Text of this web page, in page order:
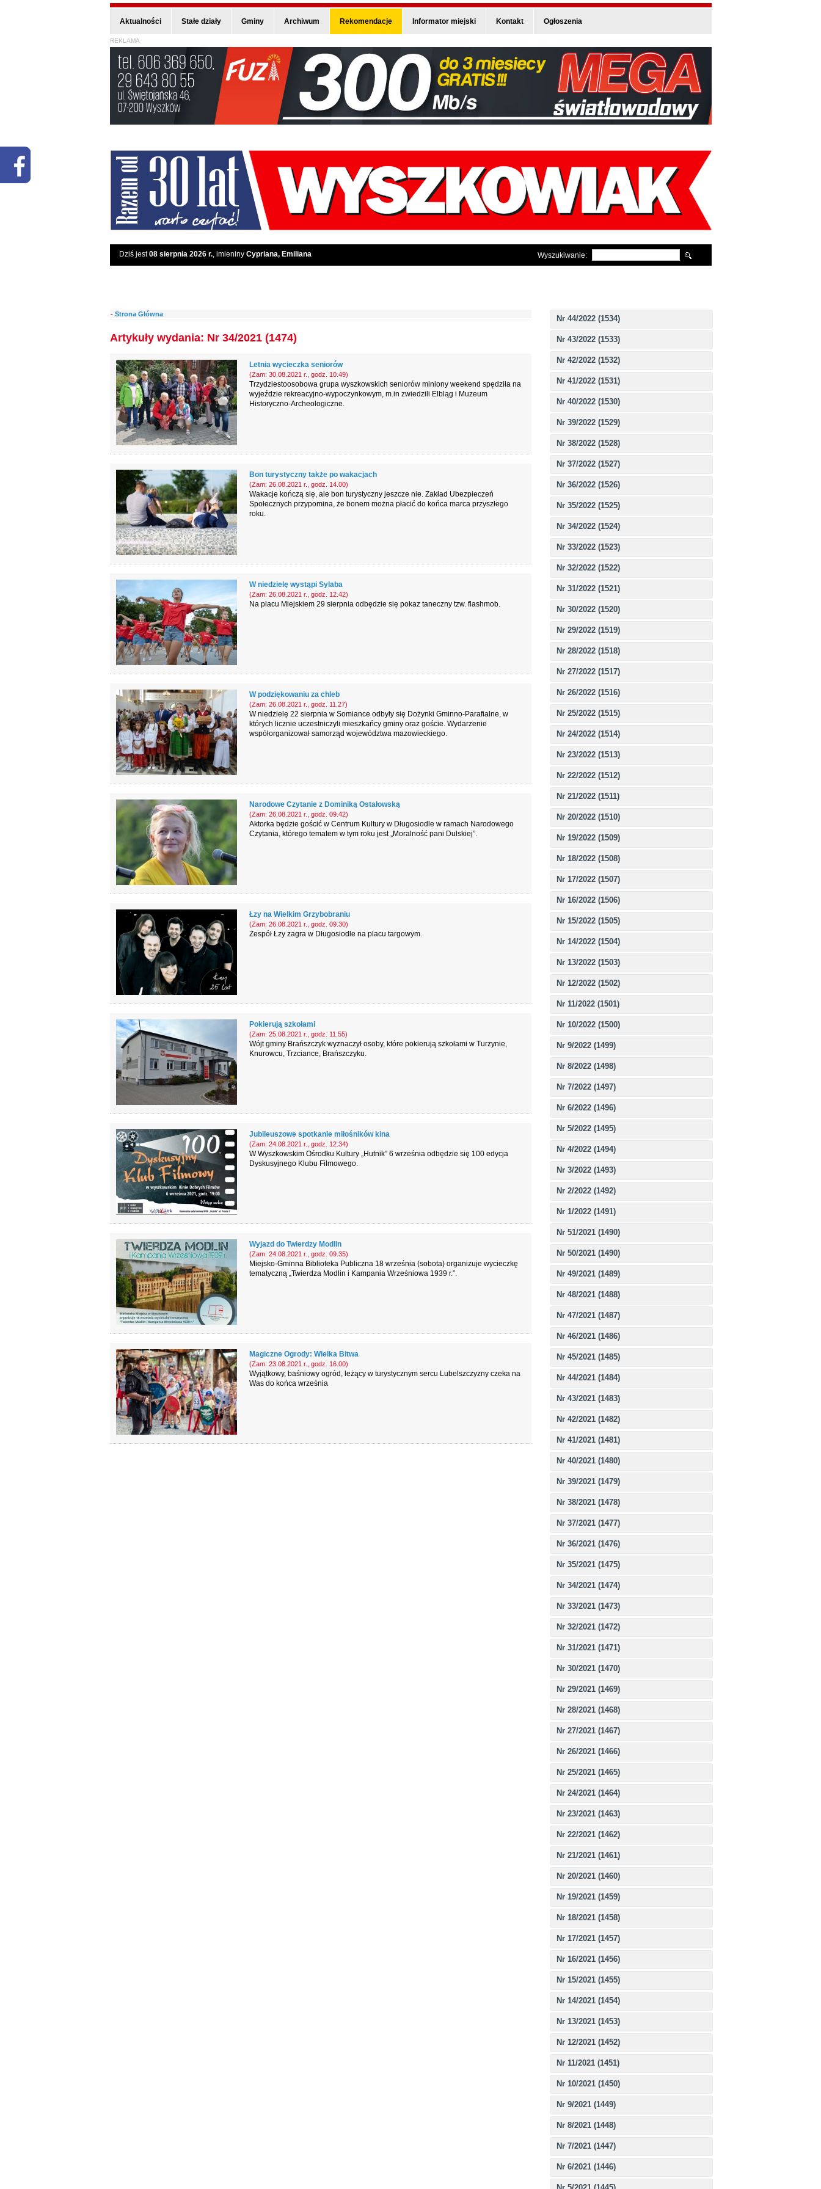
Aktualności Stałe działy Gminy Archiwum Rekomendacje Informator miejski Kontakt Ogłoszenia
REKLAMA
Dziś jest08 sierpnia 2026 r., imieniny Cypriana, Emiliana Wyszukiwanie:
Nr 44/2022 (1534)
Nr 43/2022 (1533)
Nr 42/2022 (1532)
Nr 41/2022 (1531)
Nr 40/2022 (1530)
Nr 39/2022 (1529)
Nr 38/2022 (1528)
Nr 37/2022 (1527)
Nr 36/2022 (1526)
Nr 35/2022 (1525)
Nr 34/2022 (1524)
Nr 33/2022 (1523)
Nr 32/2022 (1522)
Nr 31/2022 (1521)
Nr 30/2022 (1520)
Nr 29/2022 (1519)
Nr 28/2022 (1518)
Nr 27/2022 (1517)
Nr 26/2022 (1516)
Nr 25/2022 (1515)
Nr 24/2022 (1514)
Nr 23/2022 (1513)
Nr 22/2022 (1512)
Nr 21/2022 (1511)
Nr 20/2022 (1510)
Nr 19/2022 (1509)
Nr 18/2022 (1508)
Nr 17/2022 (1507)
Nr 16/2022 (1506)
Nr 15/2022 (1505)
Nr 14/2022 (1504)
Nr 13/2022 (1503)
Nr 12/2022 (1502)
Nr 11/2022 (1501)
Nr 10/2022 (1500)
Nr 9/2022 (1499)
Nr 8/2022 (1498)
Nr 7/2022 (1497)
Nr 6/2022 (1496)
Nr 5/2022 (1495)
Nr 4/2022 (1494)
Nr 3/2022 (1493)
Nr 2/2022 (1492)
Nr 1/2022 (1491)
Nr 51/2021 (1490)
Nr 50/2021 (1490)
Nr 49/2021 (1489)
Nr 48/2021 (1488)
Nr 47/2021 (1487)
Nr 46/2021 (1486)
Nr 45/2021 (1485)
Nr 44/2021 (1484)
Nr 43/2021 (1483)
Nr 42/2021 (1482)
Nr 41/2021 (1481)
Nr 40/2021 (1480)
Nr 39/2021 (1479)
Nr 38/2021 (1478)
Nr 37/2021 (1477)
Nr 36/2021 (1476)
Nr 35/2021 (1475)
Nr 34/2021 (1474)
Nr 33/2021 (1473)
Nr 32/2021 (1472)
Nr 31/2021 (1471)
Nr 30/2021 (1470)
Nr 29/2021 (1469)
Nr 28/2021 (1468)
Nr 27/2021 (1467)
Nr 26/2021 (1466)
Nr 25/2021 (1465)
Nr 24/2021 (1464)
Nr 23/2021 (1463)
Nr 22/2021 (1462)
Nr 21/2021 (1461)
Nr 20/2021 (1460)
Nr 19/2021 (1459)
Nr 18/2021 (1458)
Nr 17/2021 (1457)
Nr 16/2021 (1456)
Nr 15/2021 (1455)
Nr 14/2021 (1454)
Nr 13/2021 (1453)
Nr 12/2021 (1452)
Nr 11/2021 (1451)
Nr 10/2021 (1450)
Nr 9/2021 (1449)
Nr 8/2021 (1448)
Nr 7/2021 (1447)
Nr 6/2021 (1446)
- Strona Główna
Artykuły wydania: Nr 34/2021 (1474)
Letnia wycieczka seniorów
(Zam: 30.08.2021 r., godz. 10.49)
Trzydziestoosobowa grupa wyszkowskich seniorów miniony weekend spędziła na
wyjeździe rekreacyjno-wypoczynkowym, m.in zwiedzili Elbląg i Muzeum
Historyczno-Archeologiczne.
Bon turystyczny także po wakacjach
(Zam: 26.08.2021 r., godz. 14.00)
Wakacje kończą się, ale bon turystyczny jeszcze nie. Zakład Ubezpieczeń
Społecznych przypomina, że bonem można płacić do końca marca przyszłego
roku.
W niedzielę wystąpi Sylaba
(Zam: 26.08.2021 r., godz. 12.42)
Na placu Miejskiem 29 sierpnia odbędzie się pokaz taneczny tzw. flashmob.
W podziękowaniu za chleb
(Zam: 26.08.2021 r., godz. 11.27)
W niedzielę 22 sierpnia w Somiance odbyły się Dożynki Gminno-Parafialne, w
których licznie uczestniczyli mieszkańcy gminy oraz goście. Wydarzenie
współorganizował samorząd województwa mazowieckiego.
Narodowe Czytanie z Dominiką Ostałowską
(Zam: 26.08.2021 r., godz. 09.42)
Aktorka będzie gościć w Centrum Kultury w Długosiodle w ramach Narodowego
Czytania, którego tematem w tym roku jest „Moralność pani Dulskiej”.
Łzy na Wielkim Grzybobraniu
(Zam: 26.08.2021 r., godz. 09.30)
Zespół Łzy zagra w Długosiodle na placu targowym.
Pokierują szkołami
(Zam: 25.08.2021 r., godz. 11.55)
Wójt gminy Brańszczyk wyznaczył osoby, które pokierują szkołami w Turzynie,
Knurowcu, Trzciance, Brańszczyku.
Jubileuszowe spotkanie miłośników kina
(Zam: 24.08.2021 r., godz. 12.34)
W Wyszkowskim Ośrodku Kultury „Hutnik” 6 września odbędzie się 100 edycja
Dyskusyjnego Klubu Filmowego.
Wyjazd do Twierdzy Modlin
(Zam: 24.08.2021 r., godz. 09.35)
Miejsko-Gminna Biblioteka Publiczna 18 września (sobota) organizuje wycieczkę
tematyczną „Twierdza Modlin i Kampania Wrześniowa 1939 r.”.
Magiczne Ogrody: Wielka Bitwa
(Zam: 23.08.2021 r., godz. 16.00)
Wyjątkowy, baśniowy ogród, leżący w turystycznym sercu Lubelszczyzny czeka na
Was do końca września